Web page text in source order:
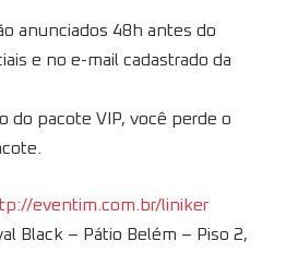
anunciados 48h antes do
e no e-mail cadastrado da
do pacote VIP, você perde o
eventim.com.br/liniker
Black – Pátio Belém – Piso 2,